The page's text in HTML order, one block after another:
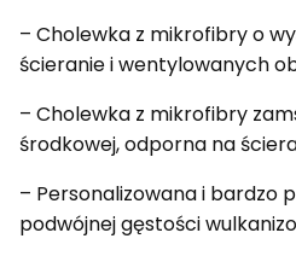
– Cholewka z mikrofibry o
ścieranie i wentylowanych
– Cholewka z mikrofibry
środkowej, odporna na
– Personalizowana i bardzo
podwójnej gęstości